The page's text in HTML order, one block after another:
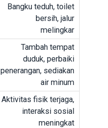
Bangku teduh, toilet
bersih, jalur
melingkar
Tambah tempat
duduk, perbaiki
penerangan, sediakan
air minum
Aktivitas fisik terjaga,
interaksi sosial
meningkat